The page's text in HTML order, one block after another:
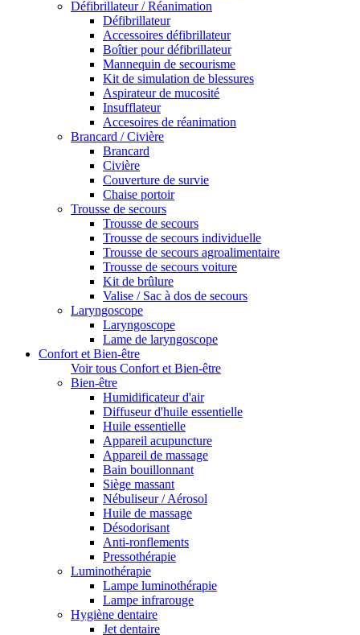
Défibrillateur / Réanimation
Défibrillateur
Accessoires défibrillateur
Boîtier pour défibrillateur
Mannequin de secourisme
Kit de simulation de blessures
Aspirateur de mucosité
Insufflateur
Accesoires de réanimation
Brancard / Civière
Brancard
Civière
Couverture de survie
Chaise portoir
Trousse de secours
Trousse de secours
Trousse de secours individuelle
Trousse de secours agroalimentaire
Trousse de secours voiture
Kit de brûlure
Valise / Sac à dos de secours
Laryngoscope
Laryngoscope
Lame de laryngoscope
Confort et Bien-être
Voir tous Confort et Bien-être
Bien-être
Humidificateur d'air
Diffuseur d'huile essentielle
Huile essentielle
Appareil acupuncture
Appareil de massage
Bain bouillonnant
Siège massant
Nébuliseur / Aérosol
Huile de massage
Désodorisant
Anti-ronflements
Pressothérapie
Luminothérapie
Lampe luminothérapie
Lampe infrarouge
Hygiène dentaire
Jet dentaire